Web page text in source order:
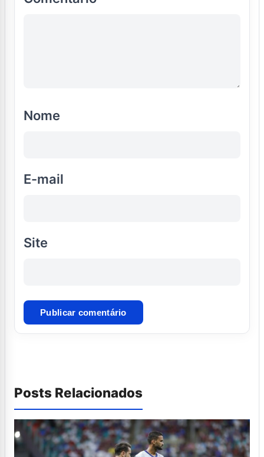
Nome
E-mail
Site
Posts Relacionados